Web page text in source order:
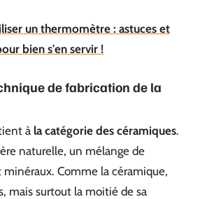
un thermomètre : astuces et
bien s'en servir !
de fabrication de la
à la catégorie des céramiques.
naturelle, un mélange de
Comme la céramique,
mais surtout la moitié de sa